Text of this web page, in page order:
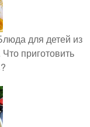
для детей из
приготовить